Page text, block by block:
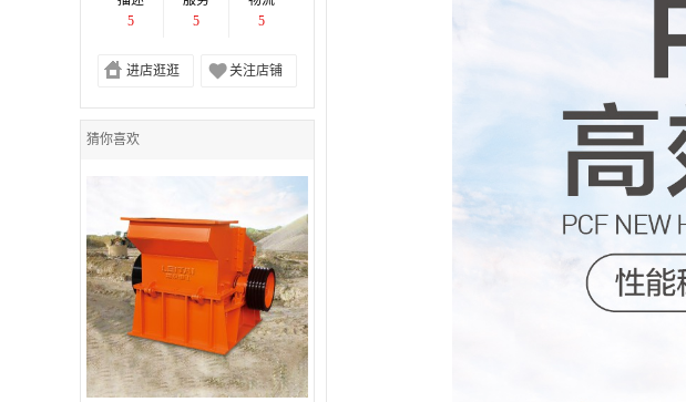
5
5
5
进店逛逛 关注店铺
猜你喜欢